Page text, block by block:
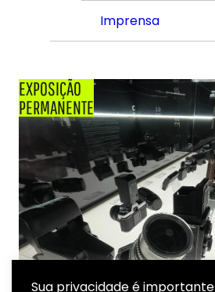
Imprensa
EXPOSIÇÃO
PERMANENTE
Sua privacidade é importante